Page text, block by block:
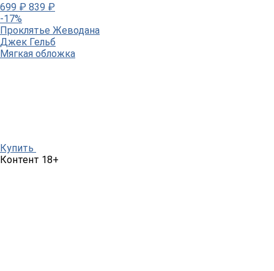
699 ₽ 839 ₽
-17%
Проклятье Жеводана
Джек Гельб
Мягкая обложка
Купить
Контент 18+